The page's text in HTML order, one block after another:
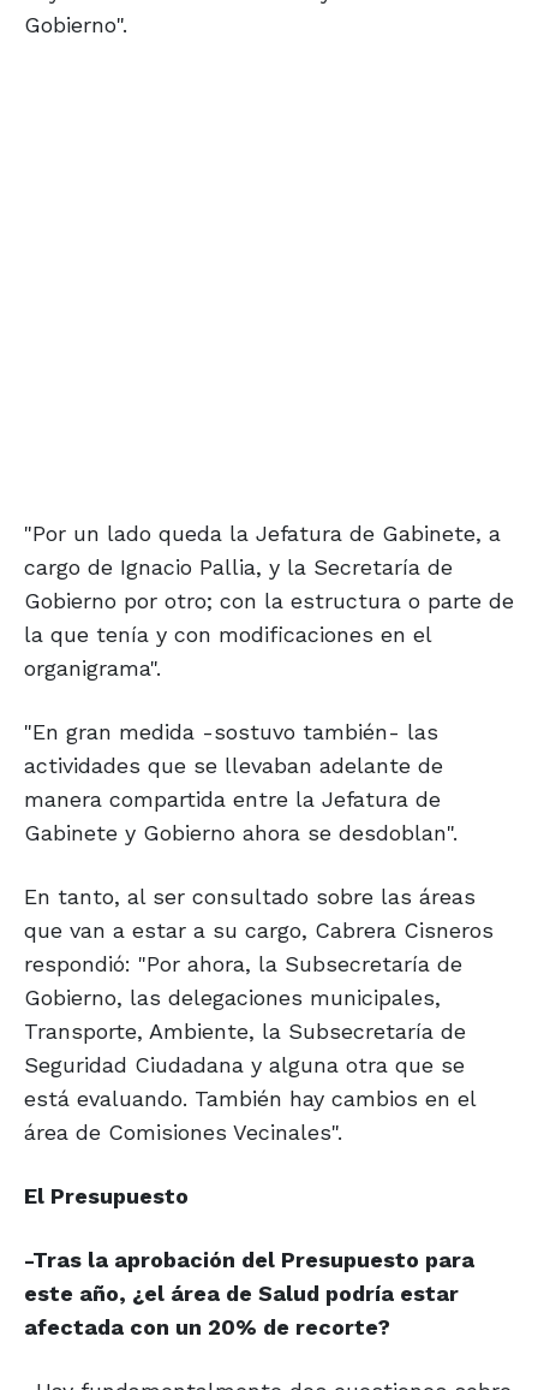
Gobierno".
"Por un lado queda la Jefatura de Gabinete, a
cargo de Ignacio Pallia, y la Secretaría de
Gobierno por otro; con la estructura o parte de
la que tenía y con modificaciones en el
organigrama".
"En gran medida -sostuvo también- las
actividades que se llevaban adelante de
manera compartida entre la Jefatura de
Gabinete y Gobierno ahora se desdoblan".
En tanto, al ser consultado sobre las áreas
que van a estar a su cargo, Cabrera Cisneros
respondió: "Por ahora, la Subsecretaría de
Gobierno, las delegaciones municipales,
Transporte, Ambiente, la Subsecretaría de
Seguridad Ciudadana y alguna otra que se
está evaluando. También hay cambios en el
área de Comisiones Vecinales".
El Presupuesto
-Tras la aprobación del Presupuesto para
este año, ¿el área de Salud podría estar
afectada con un 20% de recorte?